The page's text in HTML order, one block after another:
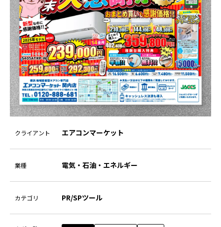
クライアント エアコンマーケット
業種 電気・石油・エネルギー
カテゴリ PR/SPツール